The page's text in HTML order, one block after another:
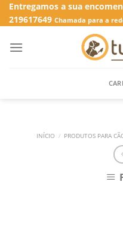
SkipEntregamos a sua
219617649 Chamada para a
INÍCIO / PRODUTOS PARA